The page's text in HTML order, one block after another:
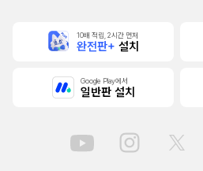
10배 적립, 2시간 먼저
완전판+ 설치
Google Play에서
일반판 설치